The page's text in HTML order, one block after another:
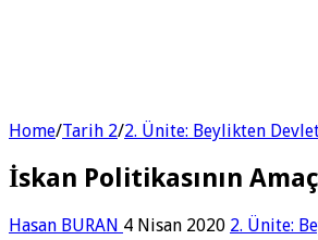
Home/Tarih 2/2. Ünite: Beylikten
İskan Politikasının
Hasan BURAN 4 Nisan 2020 2. Ünite: